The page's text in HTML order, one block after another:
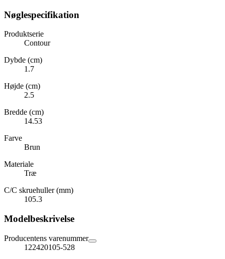
Nøglespecifikation
Produktserie
Contour
Dybde (cm)
1.7
Højde (cm)
2.5
Bredde (cm)
14.53
Farve
Brun
Materiale
Træ
C/C skruehuller (mm)
105.3
Modelbeskrivelse
Producentens varenummer
122420105-528